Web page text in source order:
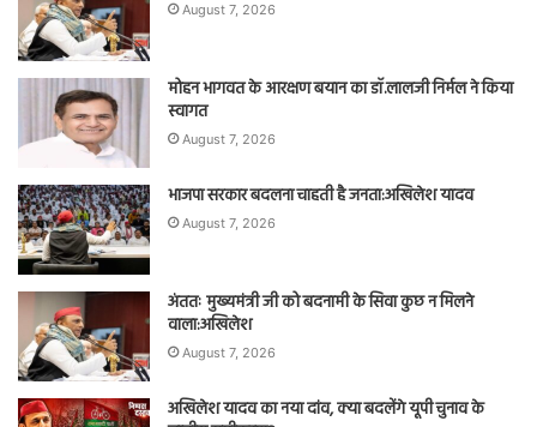
August 7, 2026
मोहन भागवत के आरक्षण बयान का डॉ.लालजी निर्मल ने किया
स्वागत
August 7, 2026
भाजपा सरकार बदलना चाहती है जनता:अखिलेश यादव
August 7, 2026
अंततः मुख्यमंत्री जी को बदनामी के सिवा कुछ न मिलने
वाला:अखिलेश
August 7, 2026
अखिलेश यादव का नया दांव, क्या बदलेंगे यूपी चुनाव के